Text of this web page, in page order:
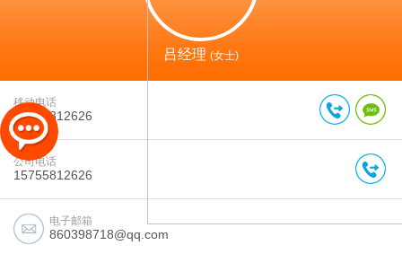
吕经理 (女士)
移动电话
15755812626
公司电话
15755812626
电子邮箱
860398718@qq.com